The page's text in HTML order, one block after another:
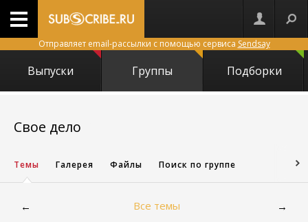
Отправляет email-рассылки с помощью сервиса Sendsay
Выпуски Группы Подборки
Свое дело
Темы Галерея Файлы Поиск по группе
← Все темы →